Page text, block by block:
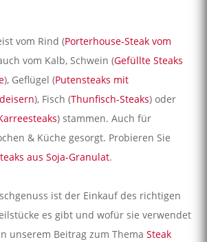
vom Rind (Porterhouse-Steak vom
vom Kalb, Schwein (Gefüllte Steaks
), Geflügel (Putensteaks mit
), Fisch (Thunfisch-Steaks) oder
) stammen. Auch für
& Küche gesorgt. Probieren Sie
aus Soja-Granulat.
ist der Einkauf des richtigen
es gibt und wofür sie verwendet
unserem Beitrag zum Thema Steak